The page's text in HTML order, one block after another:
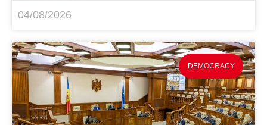
04/08/2026
DEMOCRACY